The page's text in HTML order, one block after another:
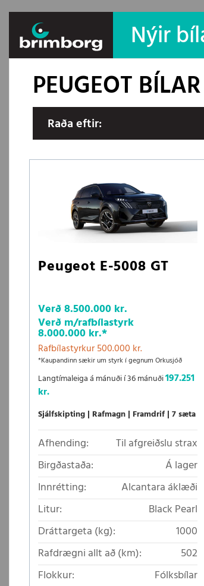
Nýir
PEUGEOT
Raða eftir:
Peugeot E-5008 GT
Verð8.500.000 kr.
Verð m/rafbílastyrk
8.000.000 kr.*
Rafbílastyrkur 500.000 kr.
*Kaupandinn sækir um styrk í gegnum Orkusjóð
Langtímaleiga á mánuði í 36 mánuði197.251
kr.
Sjálfskipting Rafmagn Framdrif 7 sæta
Afhending:
Til afgreiðslu strax
Birgðastaða:
Á lager
Innrétting:
Alcantara áklæði
Litur:
Black Pearl
Dráttargeta (kg):
1000
Rafdrægni allt að (km):
502
Flokkur:
Fólksbílar